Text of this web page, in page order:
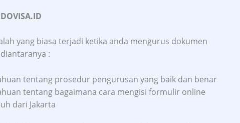
yang biasa terjadi ketika anda mengurus dokumen
:
tentang prosedur pengurusan yang baik dan benar
tentang bagaimana cara mengisi formulir online
dari Jakarta